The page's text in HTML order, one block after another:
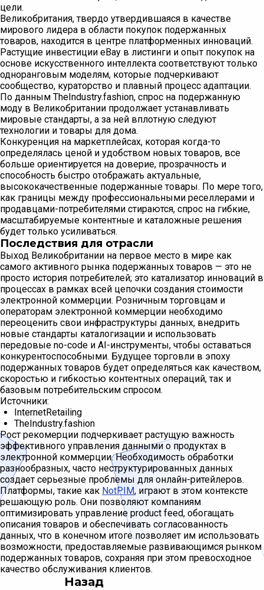
цели.
Великобритания, твердо утвердившаяся в качестве
мирового лидера в области покупок подержанных
товаров, находится в центре платформенных инноваций.
Растущие инвестиции eBay в листинги и опыт покупок на
основе искусственного интеллекта соответствуют только
одноранговым моделям, которые подчеркивают
сообщество, кураторство и плавный процесс адаптации.
По данным TheIndustry.fashion, спрос на подержанную
моду в Великобритании продолжает устанавливать
мировые стандарты, а за ней вплотную следуют
технологии и товары для дома.
Конкуренция на маркетплейсах, которая когда-то
определялась ценой и удобством новых товаров, все
больше ориентируется на доверие, прозрачность и
способность быстро отображать актуальные,
высококачественные подержанные товары. По мере того,
как границы между профессиональными реселлерами и
продавцами-потребителями стираются, спрос на гибкие,
масштабируемые контентные и каталожные решения
будет только усиливаться.
Последствия для отрасли
Выход Великобритании на первое место в мире как
самого активного рынка подержанных товаров — это не
просто история потребителей; это катализатор инноваций в
процессах в рамках всей цепочки создания стоимости
электронной коммерции. Розничным торговцам и
операторам электронной коммерции необходимо
переоценить свои инфраструктуры данных, внедрить
новые стандарты каталогизации и использовать
передовые no-code и AI-инструменты, чтобы оставаться
конкурентоспособными. Будущее торговли в эпоху
подержанных товаров будет определяться как качеством,
скоростью и гибкостью контентных операций, так и
базовым потребительским спросом.
Источники:
InternetRetailing
TheIndustry.fashion
Рост рекомерции подчеркивает растущую важность
эффективного управления данными о продуктах в
электронной коммерции. Необходимость обработки
разнообразных, часто неструктурированных данных
создает серьезные проблемы для онлайн-ритейлеров.
Платформы, такие как NotPIM, играют в этом контексте
решающую роль. Они позволяют компаниям
оптимизировать управление product feed, обогащать
описания товаров и обеспечивать согласованность
данных, что в конечном итоге позволяет им использовать
возможности, предоставляемые развивающимся рынком
подержанных товаров, сохраняя при этом превосходное
качество обслуживания клиентов.
Назад